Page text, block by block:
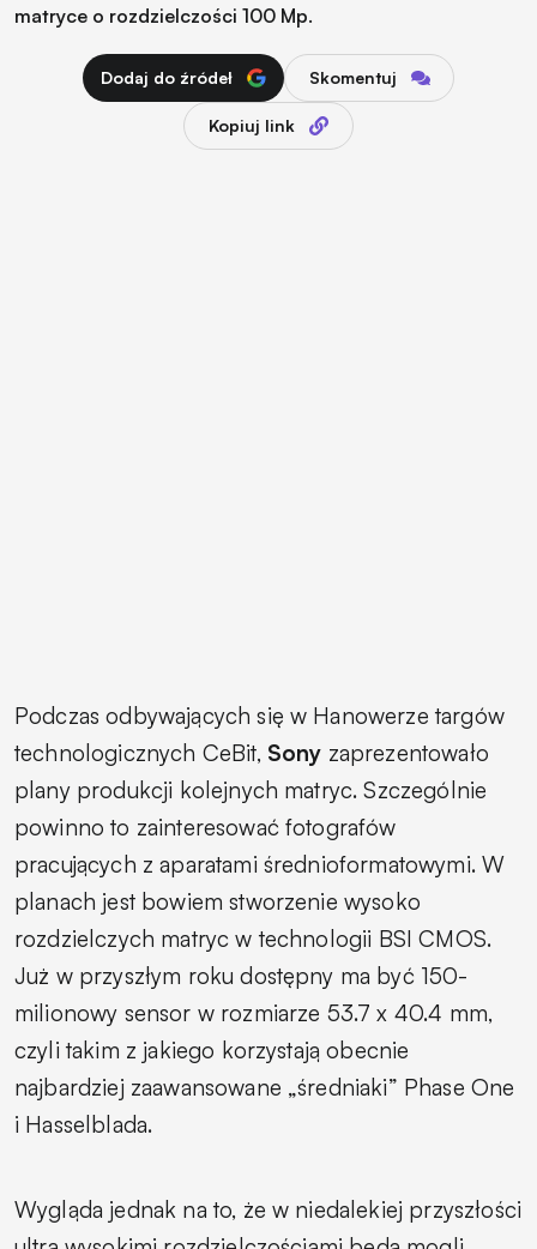
matryce o rozdzielczości 100 Mp.
Dodaj do źródeł Skomentuj
Kopiuj link
Podczas odbywających się w Hanowerze targów
technologicznych CeBit, Sony zaprezentowało
plany produkcji kolejnych matryc. Szczególnie
powinno to zainteresować fotografów
pracujących z aparatami średnioformatowymi. W
planach jest bowiem stworzenie wysoko
rozdzielczych matryc w technologii BSI CMOS.
Już w przyszłym roku dostępny ma być 150-
milionowy sensor w rozmiarze 53.7 x 40.4 mm,
czyli takim z jakiego korzystają obecnie
najbardziej zaawansowane „średniaki” Phase One
i Hasselblada.
Wygląda jednak na to, że w niedalekiej przyszłości